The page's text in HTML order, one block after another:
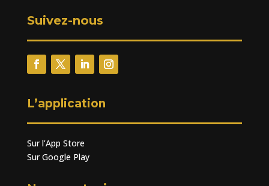
Suivez-nous
L’application
Sur l’App Store
Sur Google Play